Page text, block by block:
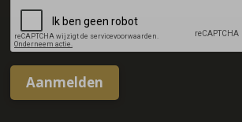
Aanmelden